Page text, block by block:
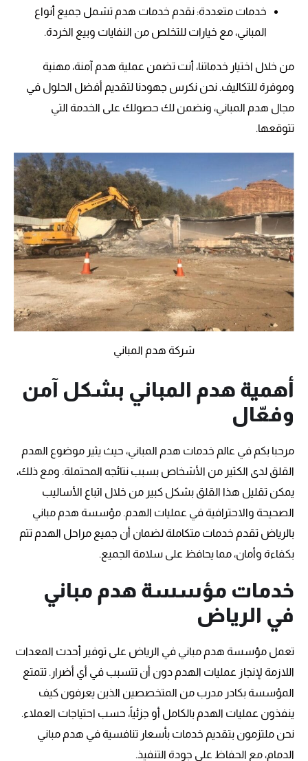
خدمات متعددة: نقدم خدمات هدم تشمل جميع أنواع
المباني، مع خيارات للتخلص من النفايات وبيع الخردة.
من خلال اختيار خدماتنا، أنت تضمن عملية هدم آمنة، مهنية
وموفرة للتكاليف. نحن نكرس جهودنا لتقديم أفضل الحلول في
مجال هدم المباني، ونضمن لك حصولك على الخدمة التي
تتوقعها.
شركة هدم المباني
أهمية هدم المباني بشكل آمن
وفعّال
مرحبا بكم في عالم خدمات هدم المباني، حيث يثير موضوع الهدم
القلق لدى الكثير من الأشخاص بسبب نتائجه المحتملة. ومع ذلك،
يمكن تقليل هذا القلق بشكل كبير من خلال اتباع الأساليب
الصحيحة والاحترافية في عمليات الهدم. مؤسسة هدم مباني
بالرياض تقدم خدمات متكاملة لضمان أن جميع مراحل الهدم تتم
بكفاءة وأمان، مما يحافظ على سلامة الجميع.
خدمات مؤسسة هدم مباني
في الرياض
تعمل مؤسسة هدم مباني في الرياض على توفير أحدث المعدات
اللازمة لإنجاز عمليات الهدم دون أن تتسبب في أي أضرار. تتمتع
المؤسسة بكادر مدرب من المتخصصين الذين يعرفون كيف
ينفذون عمليات الهدم بالكامل أو جزئياً، حسب احتياجات العملاء.
نحن ملتزمون بتقديم خدمات بأسعار تنافسية في هدم مباني
الدمام، مع الحفاظ على جودة التنفيذ.